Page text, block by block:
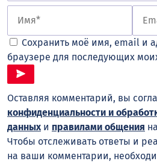
Сохранить моё имя, email и
браузере для последующих
Оставляя комментарий, вы
конфиденциальности и
данныхи правилами общения
Чтобы отслеживать ответы и
на ваши комментарии,